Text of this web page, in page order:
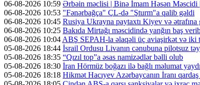
06-08-2026 10:59 Ərbəin məclisi | Binə İmam Həsən
06-08-2026 10:53 "Fənərbağça" ÇL-də "Şturm"a qalib gəldi
06-08-2026 10:45 Rusiya Ukrayna paytaxtı Kiyev və
06-08-2026 10:25 Bakıda Mirtağı məscidində yanğın baş
06-08-2026 10:04ABŞ SEPAH-la əlaqəli üç aviaşirkət və iki
05-08-2026 18:44 İsrail Ordusu Livanın cənubuna pilotsuz
05-08-2026 18:35 “Qızıl top”a əsas namizədlər bəlli olub
05-08-2026 18:30 İran Hörmüz boğazı ilə bağlı məlumat
05-08-2026 18:18 Hikmət Hacıyev Azərbaycanın İranı